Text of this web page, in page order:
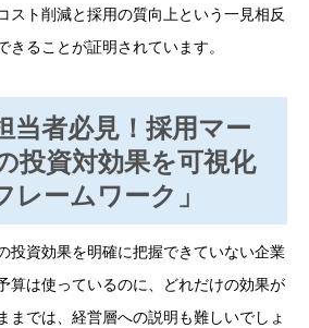
スト削減と採用の質向上という一見相反
ることが証明されています。
当者必見！採用マー
投資対効果を可視化
レームワーク」
投資効果を明確に把握できていない企業
算は使っているのに、どれだけの効果が
までは、経営層への説明も難しいでしょ